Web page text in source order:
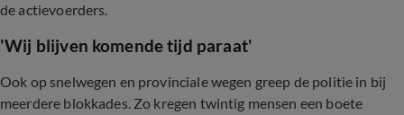
de actievoerders.
'Wij blijven komende tijd paraat'
Ook op snelwegen en provinciale wegen greep de politie in bij
meerdere blokkades. Zo kregen twintig mensen een boete